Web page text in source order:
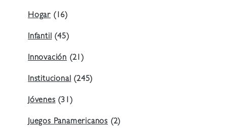
Hogar (16)
Infantil(45)
Innovación (21)
Institucional(245)
Jóvenes(31)
Juegos Panamericanos (2)